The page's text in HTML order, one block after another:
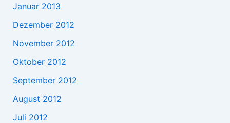
Januar 2013
Dezember 2012
November 2012
Oktober 2012
September 2012
August 2012
Juli 2012